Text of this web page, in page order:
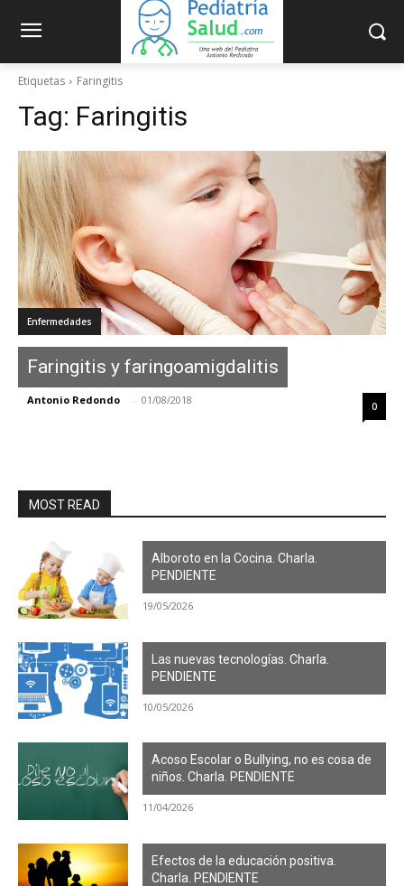
Etiquetas Faringitis
Tag: Faringitis
Enfermedades
Faringitis y faringoamigdalitis
Antonio Redondo - 01/08/2018 0
MOST READ
Alboroto en la Cocina. Charla.
PENDIENTE
19/05/2026
Las nuevas tecnologías. Charla.
PENDIENTE
10/05/2026
Acoso Escolar o Bullying, no es cosa de
niños. Charla. PENDIENTE
11/04/2026
Efectos de la educación positiva.
Charla. PENDIENTE